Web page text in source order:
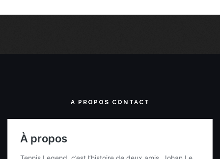
A PROPOS CONTACT